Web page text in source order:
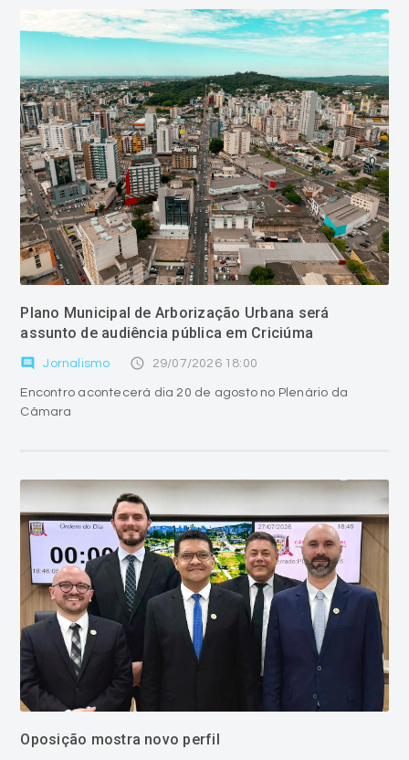
Plano Municipal de Arborização Urbana será
assunto de audiência pública em Criciúma
comment Jornalismo access_time 29/07/2026 18:00
Encontro acontecerá dia 20 de agosto no Plenário da
Câmara
Oposição mostra novo perfil